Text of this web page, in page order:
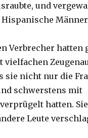
und
Verbrecher hatten
vielfachen
sie nicht nur die
schwerstens mit
hatten.
Leute